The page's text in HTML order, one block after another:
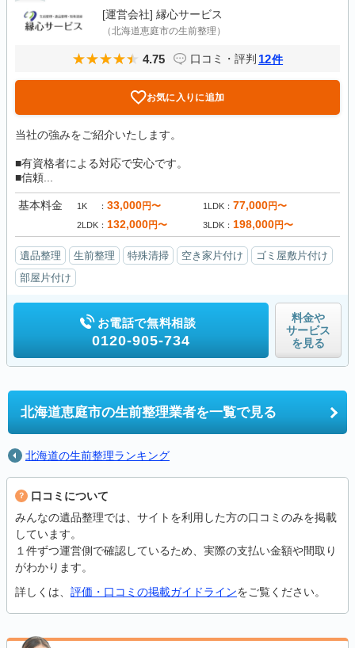
[運営会社] 縁心サービス
（北海道恵庭市の生前整理）
4.75 口コミ・評判 12件
お気に入りに追加
当社の強みをご紹介いたします。
■有資格者による対応で安心です。
■信頼...
基本料金 1K 33,000円〜 1LDK 77,000円〜
2LDK 132,000円〜 3LDK 198,000円〜
遺品整理 生前整理 特殊清掃 空き家片付け
ゴミ屋敷片付け
部屋片付け
お電話で無料相談
0120-905-734
料金や
サービス
を見る
北海道恵庭市の生前整理業者を一覧で見る
北海道の生前整理ランキング
口コミについて
みんなの遺品整理では、サイトを利用した方の口コミのみを掲載
しています。
１件ずつ運営側で確認しているため、実際の支払い金額や間取り
がわかります。
詳しくは、 評価・口コミの掲載ガイドラインをご覧ください。